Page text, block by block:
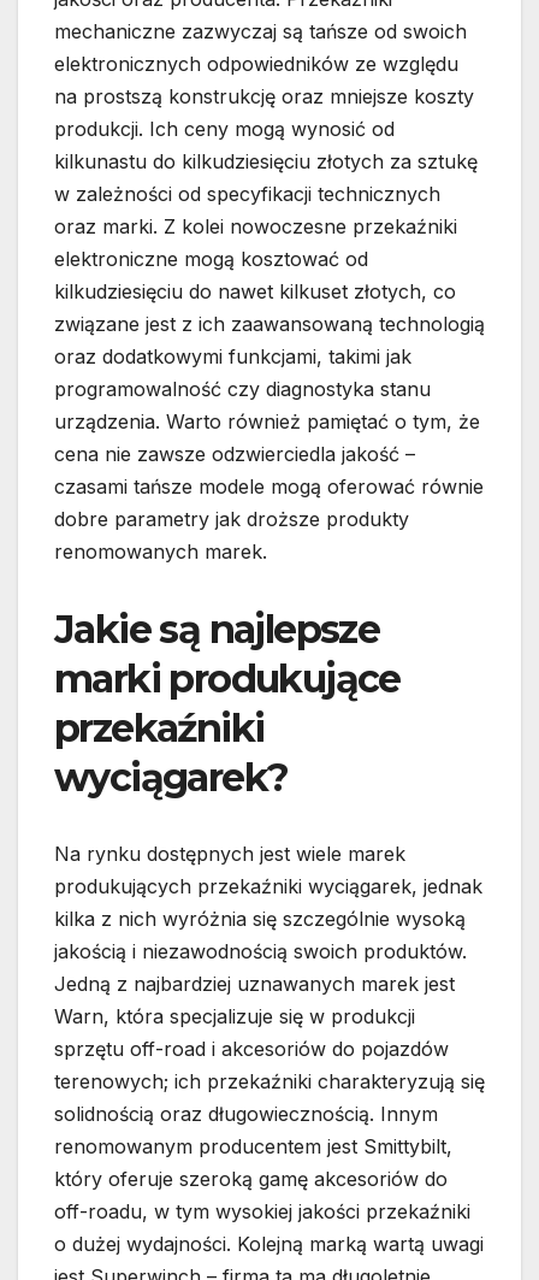
mechaniczne zazwyczaj są tańsze od swoich
elektronicznych odpowiedników ze względu
na prostszą konstrukcję oraz mniejsze koszty
produkcji. Ich ceny mogą wynosić od
kilkunastu do kilkudziesięciu złotych za sztukę
w zależności od specyfikacji technicznych
oraz marki. Z kolei nowoczesne przekaźniki
elektroniczne mogą kosztować od
kilkudziesięciu do nawet kilkuset złotych, co
związane jest z ich zaawansowaną technologią
oraz dodatkowymi funkcjami, takimi jak
programowalność czy diagnostyka stanu
urządzenia. Warto również pamiętać o tym, że
cena nie zawsze odzwierciedla jakość –
czasami tańsze modele mogą oferować równie
dobre parametry jak droższe produkty
renomowanych marek.
Jakie są najlepsze
marki produkujące
przekaźniki
wyciągarek?
Na rynku dostępnych jest wiele marek
produkujących przekaźniki wyciągarek, jednak
kilka z nich wyróżnia się szczególnie wysoką
jakością i niezawodnością swoich produktów.
Jedną z najbardziej uznawanych marek jest
Warn, która specjalizuje się w produkcji
sprzętu off-road i akcesoriów do pojazdów
terenowych; ich przekaźniki charakteryzują się
solidnością oraz długowiecznością. Innym
renomowanym producentem jest Smittybilt,
który oferuje szeroką gamę akcesoriów do
off-roadu, w tym wysokiej jakości przekaźniki
o dużej wydajności. Kolejną marką wartą uwagi